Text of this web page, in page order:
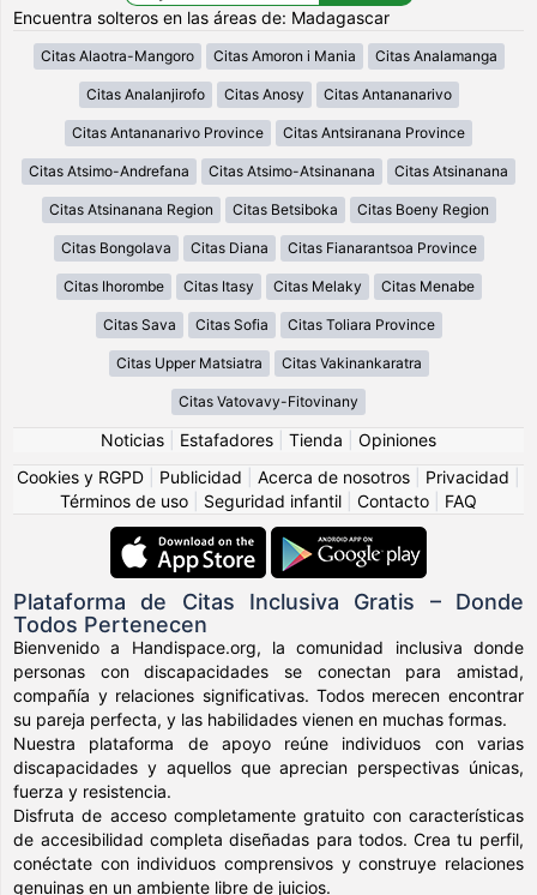
Encuentra solteros en las áreas de: Madagascar
Citas Alaotra-Mangoro Citas Amoron i Mania Citas Analamanga
Citas Analanjirofo Citas Anosy Citas Antananarivo
Citas Antananarivo Province Citas Antsiranana Province
Citas Atsimo-Andrefana Citas Atsimo-Atsinanana Citas Atsinanana
Citas Atsinanana Region Citas Betsiboka Citas Boeny Region
Citas Bongolava Citas Diana Citas Fianarantsoa Province
Citas Ihorombe Citas Itasy Citas Melaky Citas Menabe
Citas Sava Citas Sofia Citas Toliara Province
Citas Upper Matsiatra Citas Vakinankaratra
Citas Vatovavy-Fitovinany
Noticias Estafadores Tienda
Opiniones
Cookies y RGPD
Publicidad Acerca de nosotros Privacidad
Términos de uso
Seguridad infantil Contacto FAQ
Plataforma de Citas Inclusiva Gratis – Donde
Todos Pertenecen
Bienvenido a Handispace.org, la comunidad inclusiva donde
personas con discapacidades se conectan para amistad,
compañía y relaciones significativas. Todos merecen encontrar
su pareja perfecta, y las habilidades vienen en muchas formas.
Nuestra plataforma de apoyo reúne individuos con varias
discapacidades y aquellos que aprecian perspectivas únicas,
fuerza y resistencia.
Disfruta de acceso completamente gratuito con características
de accesibilidad completa diseñadas para todos. Crea tu perfil,
conéctate con individuos comprensivos y construye relaciones
genuinas en un ambiente libre de juicios.